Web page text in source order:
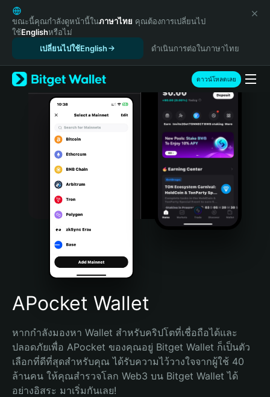
English
日本語
Tiếng Việt
Español (Latinoamérica)
Türkçe
Italiano
Português (Portugal)
Bahasa Indonesia
Português (Brasil)
Español (Argentina)
ขณะนี้คุณกำลังดูหน้านี้ในภาษาไทย คุณต้องการเปลี่ยนไป
ใช้Englishหรือไม่
เปลี่ยนไปใช้English
ดำเนินการต่อในภาษาไทย
ดาวน์โหลดเลย
APocket Wallet
หากกำลังมองหา Wallet สำหรับคริปโตที่เชื่อถือได้และ
ปลอดภัยเพื่อ APocket ของคุณอยู่ Bitget Wallet ก็เป็นตัว
เลือกที่ดีที่สุดสำหรับคุณ ได้รับความไว้วางใจจากผู้ใช้ 40
ล้านคน ให้คุณสำรวจโลก Web3 บน Bitget Wallet ได้
อย่างอิสระ มาเริ่มกันเลย!